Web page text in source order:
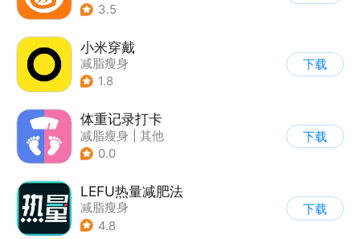
3.5
小米穿戴
减脂瘦身
1.8
下载
体重记录打卡
减脂瘦身
其他
0.0
下载
LEFU热量减肥法
减脂瘦身
4.8
下载